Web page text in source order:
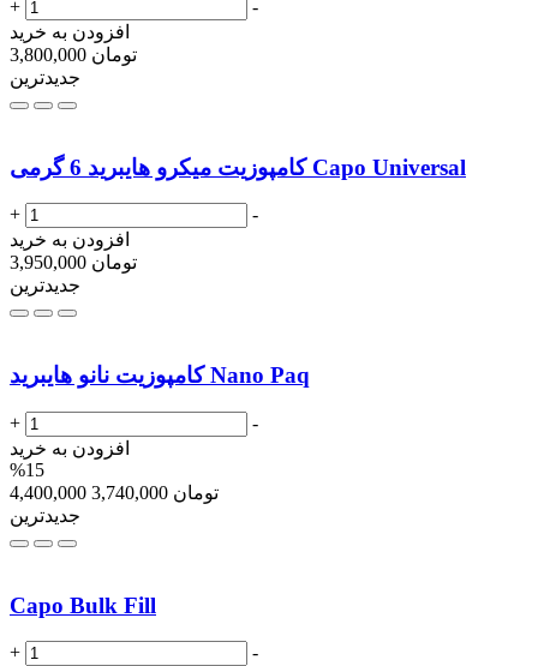
+
-
افزودن به خرید
3,800,000 تومان
جدیدترین
کامپوزیت میکرو هایبرید 6 گرمی Capo Universal
+
-
افزودن به خرید
3,950,000 تومان
جدیدترین
کامپوزیت نانو هایبرید Nano Paq
+
-
افزودن به خرید
%15
4,400,000 3,740,000 تومان
جدیدترین
Capo Bulk Fill
+
-